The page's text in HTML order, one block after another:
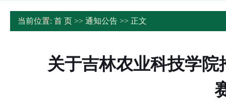
当前位置: 首 页 >> 通知公告 >> 正文
关于吉林农业科技学